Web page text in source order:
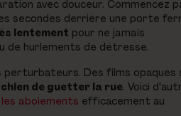
avec douceur. Commencez
secondes derrière une porte
lentement pour ne jamais
de hurlements de détresse.
perturbateurs. Des films opaques
de guetter la rue. Voici
aboiements efficacement au